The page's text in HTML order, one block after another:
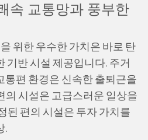
속 교통망과 풍부한
위한 우수한 가치은 바로 탄
기반 시설 제공입니다. 주거
통편 환경은 신속한 출퇴근을
의 시설은 고급스러운 일상을
된 편의 시설은 투자 가치를
.